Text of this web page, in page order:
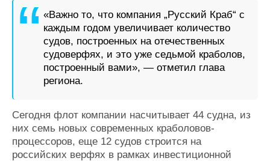
Словарь
Отзывы
Все службы
«Важно то, что компания „Русский Краб“ с
каждым годом увеличивает количество
судов, построенных на отечественных
судоверфях, и это уже седьмой краболов,
построенный вами», — отметил глава
региона.
Сегодня флот компании насчитывает 44 судна, из
них семь новых современных краболовов-
процессоров, еще 12 судов строится на
российских верфях в рамках инвестиционной